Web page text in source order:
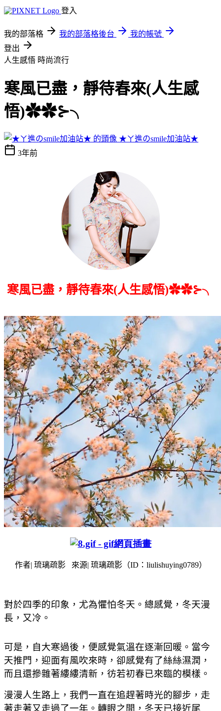
登入
我的部落格 我的部落格後台
我的帳號
登出
人生感悟 時尚流行
寒風已盡，靜待春來(人生感
悟)✿✿⊱╮
★ㄚ進のsmile加油站★
3年前
寒風已盡，靜待春來(人生感悟)✿✿⊱╮
作者| 琉璃疏影 來源| 琉璃疏影（ID ： liulishuying0789）
對於四季的印象，尤為懼怕冬天。總感覺，冬天漫
長，又冷。
可是，自大寒過後，便感覺氣溫在逐漸回暖。當今
天推門，迎面有風吹來時，卻感覺有了絲絲濕潤，
而且還摻雜著縷縷清新，彷若初春已來臨的模樣。
漫漫人生路上，我們一直在追趕著時光的腳步，走
著走著又走過了一年。轉眼之間，冬天已接近尾